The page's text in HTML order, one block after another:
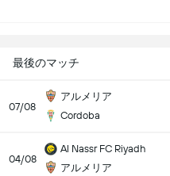
最後のマッチ
07/08
アルメリア
Cordoba
04/08
Al Nassr FC Riyadh
アルメリア